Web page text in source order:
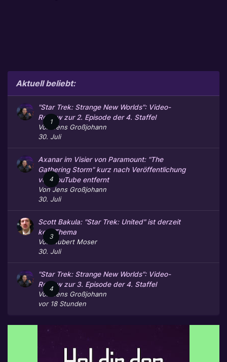
Aktuell beliebt:
1
"Star Trek: Strange New Worlds": Video-
Review zur 2. Episode der 4. Staffel
Von
Jens Großjohann
30. Juli
4
Axanar im Visier von Paramount: "The
Gathering Storm" kurz nach Veröffentlichung
von YouTube entfernt
VonJens Großjohann
30. Juli
3
Scott Bakula: "Star Trek: United" ist derzeit
kein Thema
Von
Hubert Moser
30. Juli
4
"Star Trek: Strange New Worlds": Video-
Review zur 3. Episode der 4. Staffel
Von
Jens Großjohann
vor 18 Stunden